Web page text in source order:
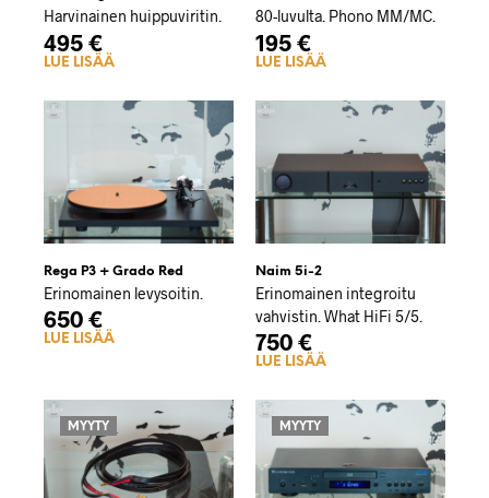
Harvinainen huippuviritin.
495 €
LUE LISÄÄ
80-luvulta. Phono MM/MC.
195 €
LUE LISÄÄ
Rega P3 + Grado Red
Erinomainen levysoitin.
650 €
LUE LISÄÄ
Naim 5i-2
Erinomainen integroitu
vahvistin. What HiFi 5/5.
750 €
LUE LISÄÄ
MYYTY MYYTY